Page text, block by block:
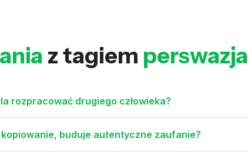
z tagiem perswazja
rozpracować drugiego człowieka?
buduje autentyczne zaufanie?